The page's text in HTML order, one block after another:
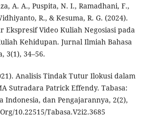
A. A., Puspita, N. I., Ramadhani, F.,
R., & Kesuma, R. G. (2024).
Ekspresif Video Kuliah Negosiasi pada
Kehidupan. Jurnal Ilmiah Bahasa
3(1), 34–56.
Analisis Tindak Tutur Ilokusi dalam
Sutradara Patrick Effendy. Tabasa:
Indonesia, dan Pengajarannya, 2(2),
10.22515/Tabasa.V2i2.3685